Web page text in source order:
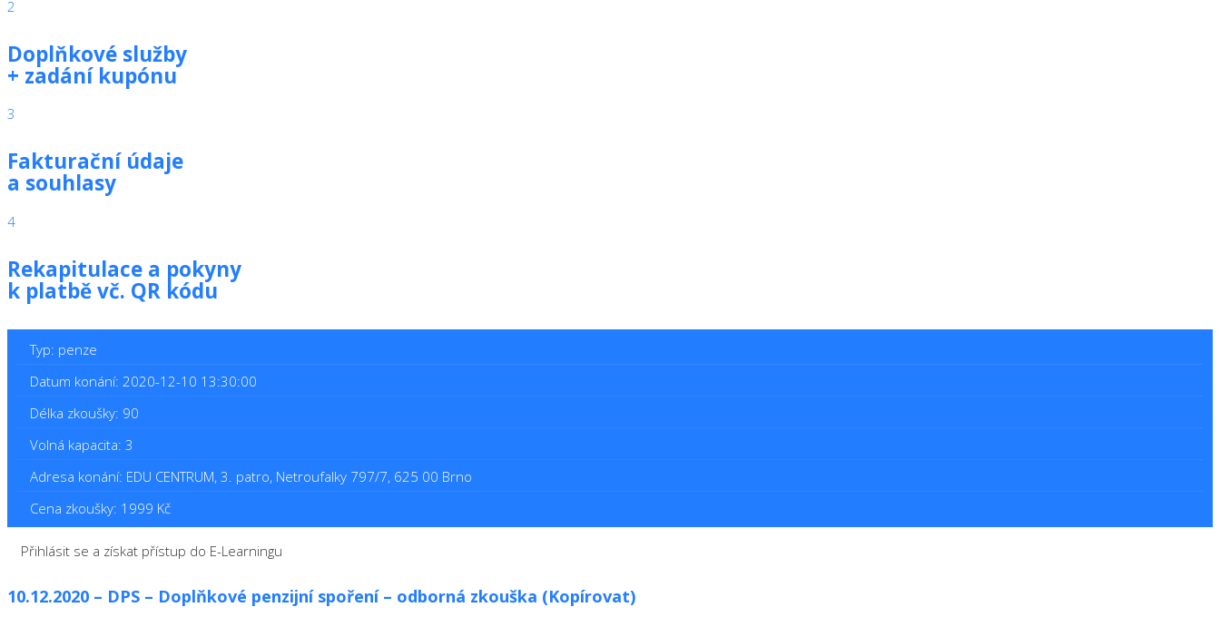
2
Doplňkové služby
+ zadání kupónu
3
Fakturační údaje
a souhlasy
4
Rekapitulace a pokyny
k platbě vč. QR kódu
Typ: penze
Datum konání: 2020-12-10 13:30:00
Délka zkoušky: 90
Volná kapacita: 3
Adresa konání: EDU CENTRUM, 3. patro, Netroufalky 797/7, 625 00 Brno
Cena zkoušky: 1999 Kč
Přihlásit se a získat přístup do E-Learningu
10.12.2020 – DPS – Doplňkové penzijní spoření – odborná zkouška (Kopírovat)